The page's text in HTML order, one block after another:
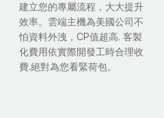
建立您的專屬流程，大大提升
效率。雲端主機為美國公司不
怕資料外洩，CP值超高. 客製
化費用依實際開發工時合理收
費.絕對為您看緊荷包。